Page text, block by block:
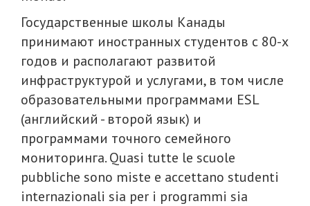
Государственные школы Канады
принимают иностранных студентов с 80-х
годов и располагают развитой
инфраструктурой и услугами, в том числе
образовательными программами ESL
(английский - второй язык) и
программами точного семейного
мониторинга. Quasi tutte le scuole
pubbliche sono miste e accettano studenti
internazionali sia per i programmi sia